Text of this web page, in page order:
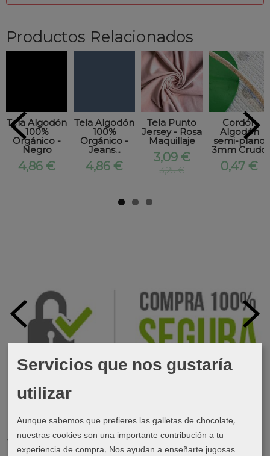
Marcas
Productos Relacionados
Tela Algodón
100%
Orgánico -
Negro
4,86 €
Tela Algodón
100%
Orgánico -
Jeans...
4,86 €
Tela Punto
Jersey - Rosa
Maquillaje
3,09 €
3,25 €
Cordón
Algodón
semi-plano
3mm Crudo
0,47 €
Servicios que nos gustaría
utilizar
Aunque sabemos que prefieres las galletas de chocolate,
nuestras cookies son una importante contribución a tu
experiencia de compra. Nos ayudan a enseñarte jugosas